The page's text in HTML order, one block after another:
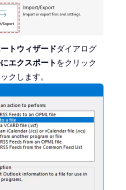
トウィザードダイアログ
エクスポート をクリック
クします。